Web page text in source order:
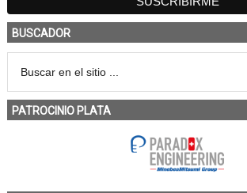
BUSCADOR
PATROCINIO PLATA